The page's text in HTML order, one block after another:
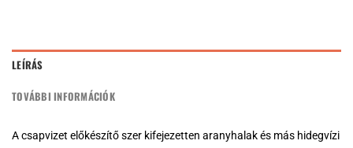
LEÍRÁS
TOVÁBBI INFORMÁCIÓK
A csapvizet előkészítő szer kifejezetten aranyhalak és más hidegvízi